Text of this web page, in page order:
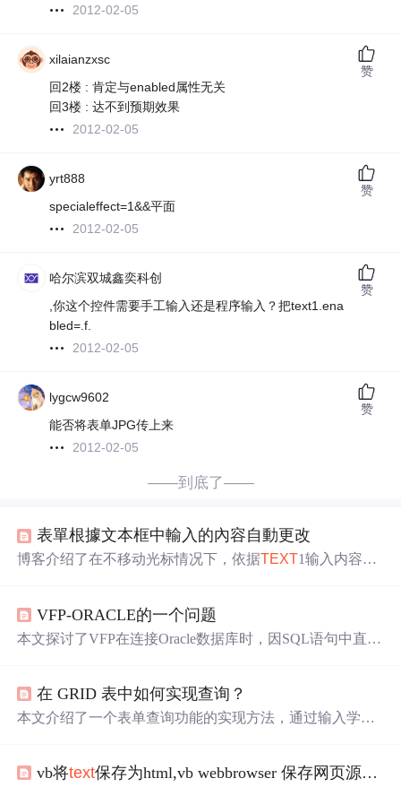
2012-02-05
xilaianzxsc
回2楼 : 肯定与enabled属性无关
回3楼 : 达不到预期效果
2012-02-05
赞
yrt888
specialeffect=1&&平面
2012-02-05
赞
哈尔滨双城鑫奕科创
,你这个控件需要手工输入还是程序输入？把text1.ena
bled=.f.
2012-02-05
赞
lygcw9602
能否将表单JPG传上来
2012-02-05
赞
——到底了——
表單根據文本框中輸入的內容自動更改
博客介绍了在不移动光标情况下，依据TEXT1输入内容更
2的GOTFOCUS事件中写入相应代码实现功能。
VFP-ORACLE的一个问题
本文探讨了VFP在连接Oracle数据库时，因SQL语句中直接
alue等VFP对象语法，同时强调对VFP开发者的技术支持与
知识分享。
在 GRID 表中如何实现查询？
本文介绍了一个表单查询功能的实现方法，通过输入学
的原因并寻求解决办法。
vb将text保存为html,vb webbrowser 保存网页源码的各种…